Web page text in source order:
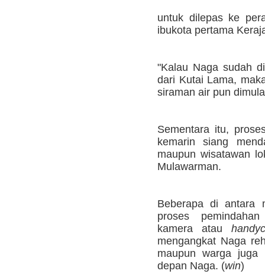
untuk dilepas ke
ibukota pertama
"Kalau Naga sudah
dari Kutai Lama,
siraman air pun
Sementara itu,
kemarin siang
maupun wisatawan
Mulawarman.
Beberapa di antara
proses
kamera atau
mengangkat Naga
maupun warga juga
depan Naga. (win)